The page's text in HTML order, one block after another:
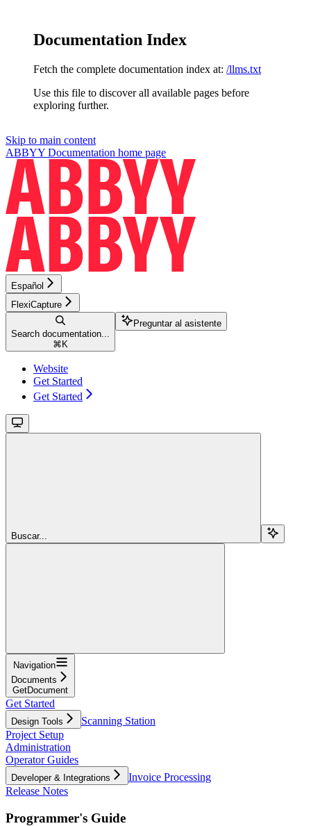
Documentation Index
Fetch the complete documentation index at: /llms.txt
Use this file to discover all available pages before
exploring further.
Skip to main content
ABBYY Documentation home page
Español
FlexiCapture
Search documentation...
⌘ K
Preguntar al asistente
Website
Get Started
Get Started
Buscar...
Navigation
Documents
GetDocument
Get Started
Design Tools
Scanning Station
Project Setup
Administration
Operator Guides
Developer & Integrations
Invoice Processing
Release Notes
Programmer's Guide